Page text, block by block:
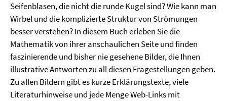
Seifenblasen, die nicht die runde Kugel sind? Wie kann man
Wirbel und die komplizierte Struktur von Strömungen
besser verstehen? In diesem Buch erleben Sie die
Mathematik von ihrer anschaulichen Seite und finden
faszinierende und bisher nie gesehene Bilder, die Ihnen
illustrative Antworten zu all diesen Fragestellungen geben.
Zu allen Bildern gibt es kurze Erklärungstexte, viele
Literaturhinweise und jede Menge Web-Links mit